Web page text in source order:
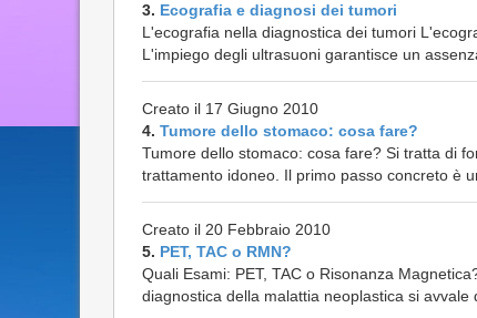
3. Ecografia e diagnosi dei tumori
L'ecografia nella diagnostica dei tumori
L'impiego degli ultrasuoni garantisce un
Creato il 17 Giugno 2010
4. Tumore dello stomaco: cosa fare?
Tumore dello stomaco: cosa fare? Si tratta di
trattamento idoneo. Il primo passo concreto è
Creato il 20 Febbraio 2010
5. PET, TAC o RMN?
Quali Esami: PET, TAC o Risonanza
diagnostica della malattia neoplastica si avvale